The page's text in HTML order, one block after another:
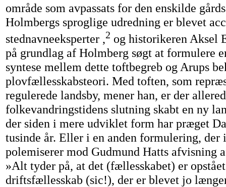
område som avpassats for den enskilde
Holmbergs sproglige udredning er blevet
stednavneeksperter ,2 og historikeren Aksel
på grundlag af Holmberg søgt at formulere
syntese mellem dette toftbegreb og Arups
plovfællesskabsteori. Med toften, som
regulerede landsby, mener han, er der
folkevandringstidens slutning skabt en ny
der siden i mere udviklet form har præget
tusinde år. Eller i en anden formulering, der
polemiserer mod Gudmund Hatts afvisning
»Alt tyder på, at det (fællesskabet) er
driftsfællesskab (sic!), der er blevet jo